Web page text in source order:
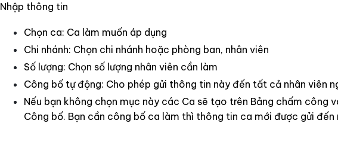
Nhập thông tin
Chọn ca: Ca làm muốn áp dụng
Chi nhánh: Chọn chi nhánh hoặc phòng ban, nhân viên
Số lượng: Chọn số lượng nhân viên cần làm
Công bố tự động: Cho phép gửi thông tin này đến tất cả nhân viên
Nếu bạn không chọn mục này các Ca sẽ tạo trên Bảng chấm công
Công bố. Bạn cần công bố ca làm thì thông tin ca mới được gửi đến